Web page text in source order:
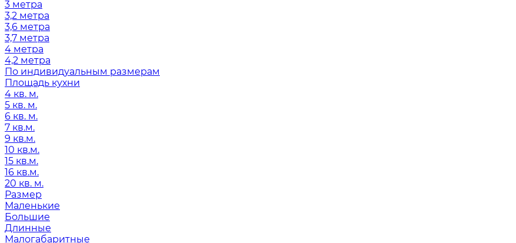
3 метра
3,2 метра
3,6 метра
3,7 метра
4 метра
4,2 метра
По индивидуальным размерам
Площадь кухни
4 кв. м.
5 кв. м.
6 кв. м.
7 кв.м.
9 кв.м.
10 кв.м.
15 кв.м.
16 кв.м.
20 кв. м.
Размер
Маленькие
Большие
Длинные
Малогабаритные